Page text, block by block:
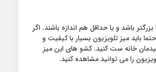
باشد و یا حداقل هم اندازه باشند. اگر
باید میز تلویزیون بسیار با کیفیت و
چیدمان خانه ست کنید. کشو های این میز
را می توانید مشاهده کنید.